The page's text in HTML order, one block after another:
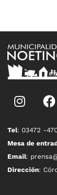
Tel: 03472 -
Mesa de
Email:
Dirección: